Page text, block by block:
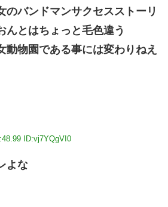
のバンドマンサクセスストーリ
んとはちょっと毛色違う
動物園である事には変わりねえ
ID:vj7YQgVI0
よな